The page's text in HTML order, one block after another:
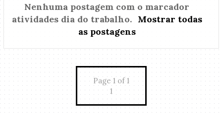
Nenhuma postagem com o marcador
atividades dia do trabalho. Mostrar todas
as postagens
Page 1 of 1
1